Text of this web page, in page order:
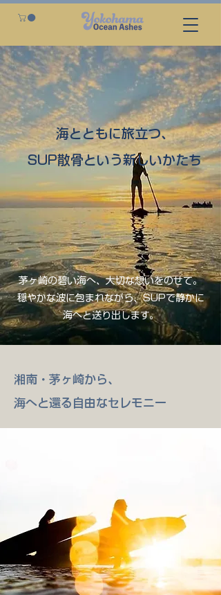
海とともに旅立つ、
SUP散骨という新しいかたち
茅ヶ崎の碧い海へ、大切な想いをのせて。
穏やかな波に包まれながら、SUPで静かに
海へと送り出します。
湘南・茅ヶ崎から、
海へと還る自由なセレモニー